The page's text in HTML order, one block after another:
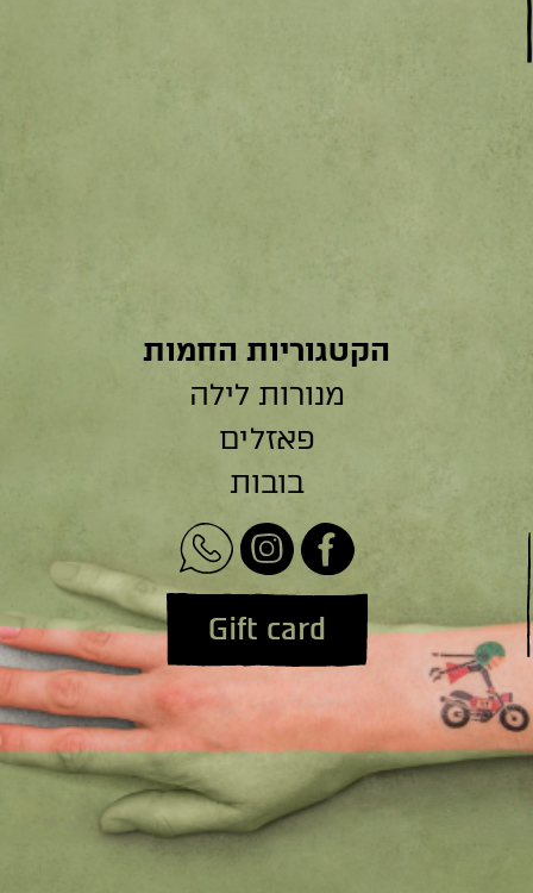
הקטגוריות החמות
מנורות לילה
פאזלים
בובות
Gift card